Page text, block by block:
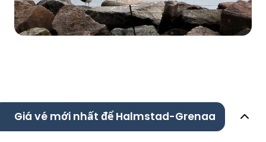
Giá vé mới nhất để Halmstad-Grenaa